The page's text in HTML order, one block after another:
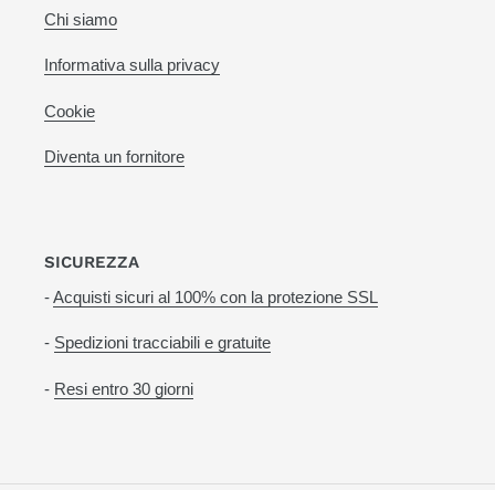
Chi siamo
Informativa sulla privacy
Cookie
Diventa un fornitore
SICUREZZA
-Acquisti sicuri al 100% con la protezione SSL
- Spedizioni tracciabili e gratuite
- Resi entro 30 giorni